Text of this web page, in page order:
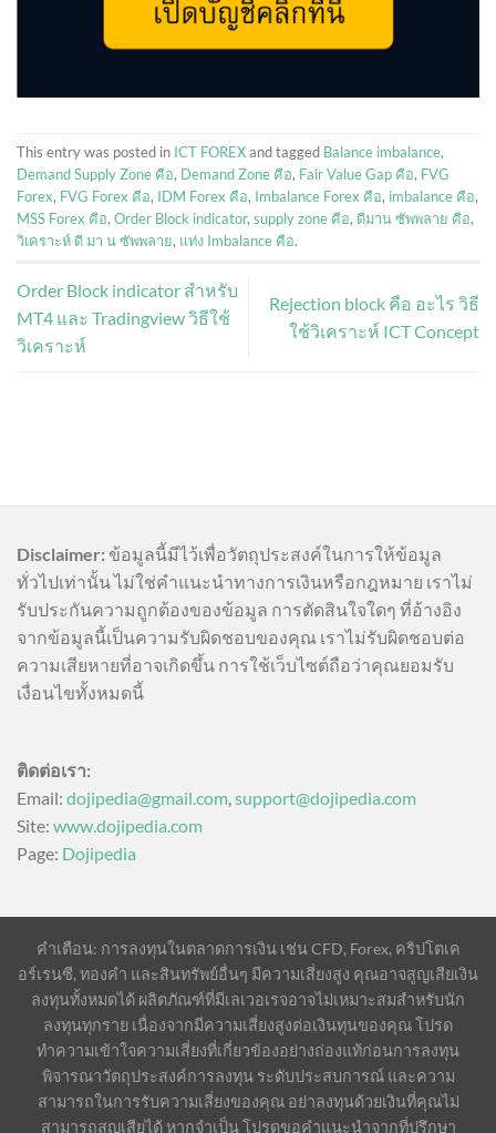
This entry was posted in ICT FOREXand tagged Balance imbalance,
Demand Supply Zone คือ, Demand Zone คือ, Fair Value Gap คือ, FVG
Forex, FVG Forex คือ, IDM Forex คือ, Imbalance Forex คือ, imbalance คือ,
MSS Forex คือ, Order Block indicator, supply zone คือ, ดีมาน ซัพพลาย คือ,
วิเคราะห์ ดี มา น ซัพพลาย, แท่ง Imbalance คือ.
Order Block indicator สำหรับ
MT4 และ Tradingview วิธีใช้
วิเคราะห์
Rejection block คือ อะไร วิธี
ใช้วิเคราะห์ ICT Concept
Disclaimer: ข้อมูลนี้มีไว้เพื่อวัตถุประสงค์ในการให้ข้อมูล
ทั่วไปเท่านั้น ไม่ใช่คำแนะนำทางการเงินหรือกฎหมาย เราไม่
รับประกันความถูกต้องของข้อมูล การตัดสินใจใดๆ ที่อ้างอิง
จากข้อมูลนี้เป็นความรับผิดชอบของคุณ เราไม่รับผิดชอบต่อ
ความเสียหายที่อาจเกิดขึ้น การใช้เว็บไซต์ถือว่าคุณยอมรับ
เงื่อนไขทั้งหมดนี้
ติดต่อเรา:
Email: dojipedia@gmail.com,support@dojipedia.com
Site: www.dojipedia.com
Page: Dojipedia
คำเตือน: การลงทุนในตลาดการเงิน เช่น CFD, Forex, คริปโตเค
อร์เรนซี, ทองคำ และสินทรัพย์อื่นๆ มีความเสี่ยงสูง คุณอาจสูญเสียเงิน
ลงทุนทั้งหมดได้ ผลิตภัณฑ์ที่มีเลเวอเรจอาจไม่เหมาะสมสำหรับนัก
ลงทุนทุกราย เนื่องจากมีความเสี่ยงสูงต่อเงินทุนของคุณ โปรด
ทำความเข้าใจความเสี่ยงที่เกี่ยวข้องอย่างถ่องแท้ก่อนการลงทุน
พิจารณาวัตถุประสงค์การลงทุน ระดับประสบการณ์ และความ
สามารถในการรับความเสี่ยงของคุณ อย่าลงทุนด้วยเงินที่คุณไม่
สามารถสูญเสียได้ หากจำเป็น โปรดขอคำแนะนำจากที่ปรึกษา